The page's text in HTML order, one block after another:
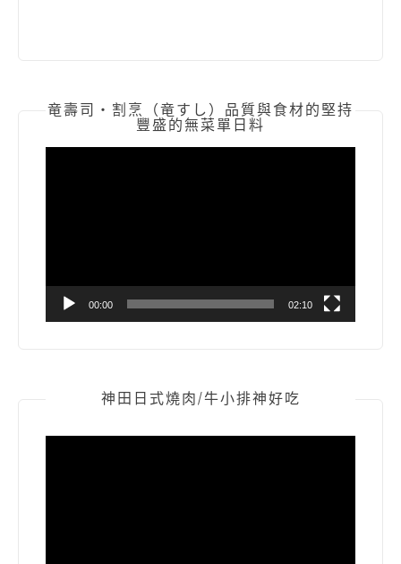
竜壽司‧割烹（竜すし）品質與食材的堅持
豐盛的無菜單日料
00:00 02:10
神田日式燒肉/牛小排神好吃